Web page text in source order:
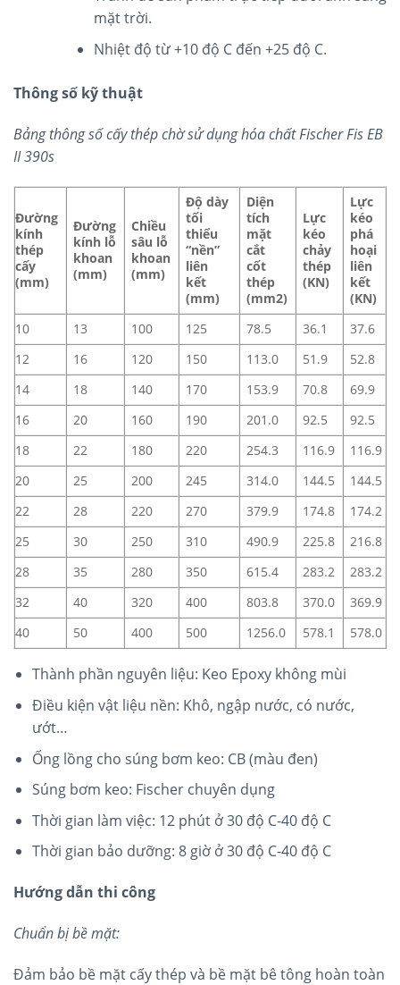
mặt trời.
Nhiệt độ từ +10 độ C đến +25 độ C.
Thông số kỹ thuật
Bảng thông số cấy thép chờ sử dụng hóa chất Fischer Fis EB
II 390s
Đường
kính
thép
cấy
(mm)
Đường
kính lỗ
khoan
(mm)
Chiều
sâu lỗ
khoan
(mm)
Độ dày
tối
thiểu
“nền”
liên
kết
(mm)
Diện
tích
mặt
cắt
cốt
thép
(mm2)
Lực
kéo
chảy
thép
(KN)
Lực
kéo
phá
hoại
liên
kết
(KN)
10
13 100 125 78.5 36.1
37.6
12
16 120 150 113.0 51.9
52.8
14
18 140 170 153.9 70.8
69.9
16
20 160 190 201.0 92.5
92.5
18
22 180 220 254.3 116.9
116.9
20
25 200 245 314.0 144.5
144.5
22
28 220 270 379.9 174.8
174.2
25
30 250 310 490.9 225.8
216.8
28
35 280 350 615.4 283.2
283.2
32
40 320 400 803.8 370.0
369.9
40
50 400 500 1256.0 578.1 578.0
Thành phần nguyên liệu: Keo Epoxy không mùi
Điều kiện vật liệu nền: Khô, ngập nước, có nước,
ướt…
Ống lồng cho súng bơm keo: CB (màu đen)
Súng bơm keo: Fischer chuyên dụng
Thời gian làm việc: 12 phút ở 30 độ C-40 độ C
Thời gian bảo dưỡng: 8 giờ ở 30 độ C-40 độ C
Hướng dẫn thi công
Chuẩn bị bề mặt:
Đảm bảo bề mặt cấy thép và bề mặt bê tông hoàn toàn